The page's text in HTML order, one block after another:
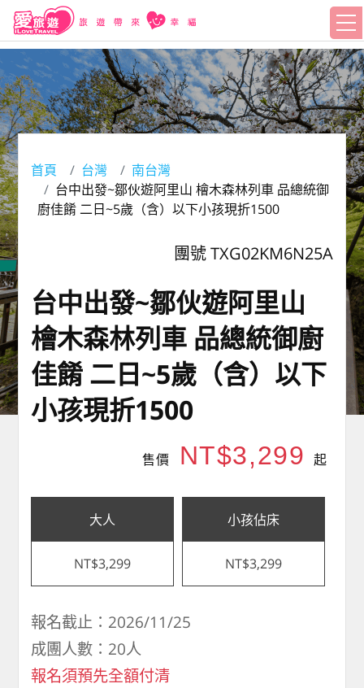
首頁 台灣
南台灣
台中出發~鄒伙遊阿里山 檜木森林列車 品總統御
廚佳餚 二日~5歲（含）以下小孩現折1500
團號 TXG02KM6N25A
台中出發~鄒伙遊阿里山
檜木森林列車 品總統御廚
佳餚 二日~5歲（含）以下
小孩現折1500
售價 NT$3,299 起
大人
NT$3,299
小孩佔床
NT$3,299
報名截止：2026/11/25
成團人數：20人
報名須預先全額付清